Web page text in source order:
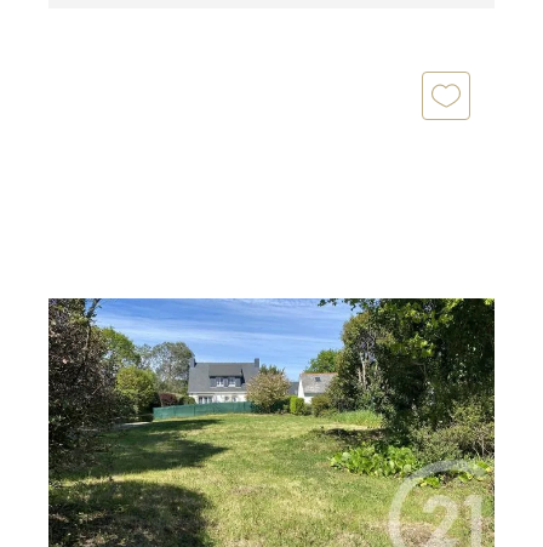
SARZEAU 56
611 m2
Ref : 13474
Terrain à vendre
184 900 €
A 5 minutes du centre ville de Sarzeau,